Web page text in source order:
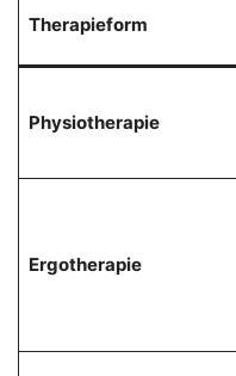
Therapieform
Physiotherapie
Ergotherapie